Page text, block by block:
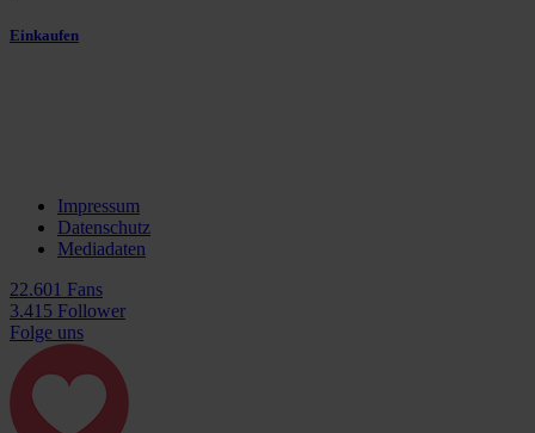
Einkaufen
Impressum
Datenschutz
Mediadaten
22.601 Fans
3.415 Follower
Folge uns